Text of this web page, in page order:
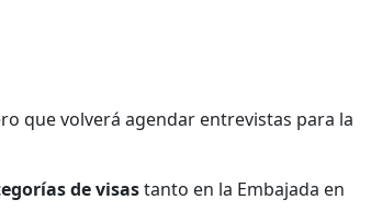
que volverá agendar entrevistas para la
de visastanto en la Embajada en